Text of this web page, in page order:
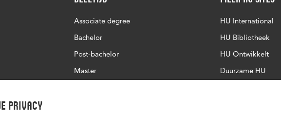
privacy
Associate degree
Bachelor
Post-bachelor
Master
HU International
HU Bibliotheek
HU Ontwikkelt
Duurzame HU